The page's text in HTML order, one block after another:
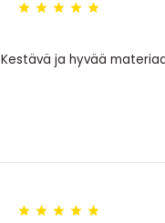
    
Kestävä ja hyvää
    